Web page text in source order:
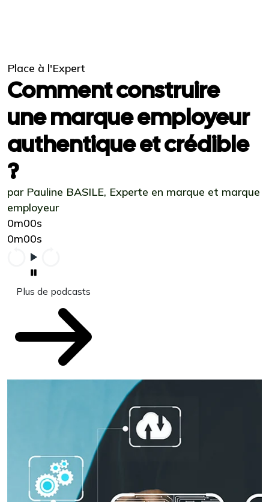
Place à l'Expert
Comment construire
une marque employeur
authentique et crédible
?
par Pauline BASILE, Experte en marque et marque
employeur
0m00s
0m00s
Plus de podcasts